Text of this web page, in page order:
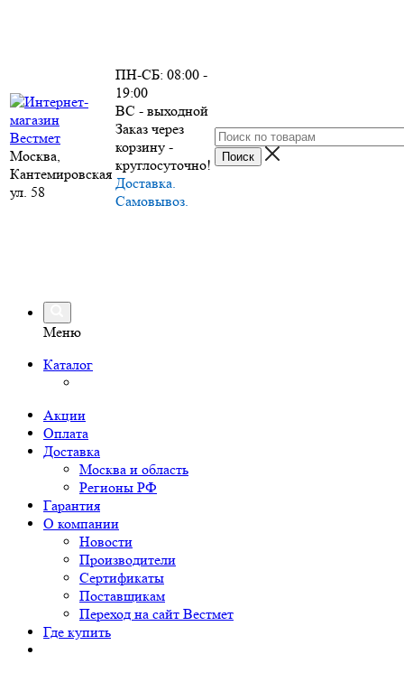
Москва,
Кантемировская
ул. 58
ПН-СБ: 08:00 -
19:00
ВС - выходной
Заказ через
корзину -
круглосуточно!
Доставка.
Самовывоз.
Меню
Каталог
Акции
Оплата
Доставка
Москва и область
Регионы РФ
Гарантия
О компании
Новости
Производители
Сертификаты
Поставщикам
Переход на сайт Вестмет
Где купить